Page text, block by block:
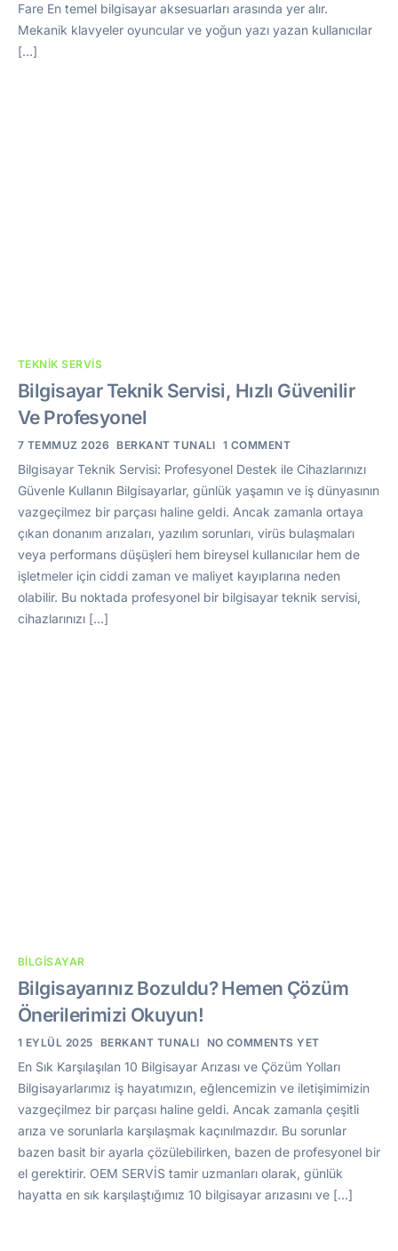
Fare En temel bilgisayar aksesuarları arasında yer alır.
Mekanik klavyeler oyuncular ve yoğun yazı yazan kullanıcılar
[…]
TEKNIK SERVIS
Bilgisayar Teknik Servisi, Hızlı Güvenilir
Ve Profesyonel
7 TEMMUZ 2026 BERKANT TUNALI 1 COMMENT
Bilgisayar Teknik Servisi: Profesyonel Destek ile Cihazlarınızı
Güvenle Kullanın Bilgisayarlar, günlük yaşamın ve iş dünyasının
vazgeçilmez bir parçası haline geldi. Ancak zamanla ortaya
çıkan donanım arızaları, yazılım sorunları, virüs bulaşmaları
veya performans düşüşleri hem bireysel kullanıcılar hem de
işletmeler için ciddi zaman ve maliyet kayıplarına neden
olabilir. Bu noktada profesyonel bir bilgisayar teknik servisi,
cihazlarınızı […]
BILGISAYAR
Bilgisayarınız Bozuldu? Hemen Çözüm
Önerilerimizi Okuyun!
1 EYLÜL 2025 BERKANT TUNALI NO COMMENTS YET
En Sık Karşılaşılan 10 Bilgisayar Arızası ve Çözüm Yolları
Bilgisayarlarımız iş hayatımızın, eğlencemizin ve iletişimimizin
vazgeçilmez bir parçası haline geldi. Ancak zamanla çeşitli
arıza ve sorunlarla karşılaşmak kaçınılmazdır. Bu sorunlar
bazen basit bir ayarla çözülebilirken, bazen de profesyonel bir
el gerektirir. OEM SERVİS tamir uzmanları olarak, günlük
hayatta en sık karşılaştığımız 10 bilgisayar arızasını ve […]